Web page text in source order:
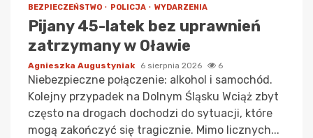
BEZPIECZEŃSTWO POLICJA WYDARZENIA
Pijany 45-latek bez uprawnień
zatrzymany w Oławie
Agnieszka Augustyniak 6 sierpnia 2026 6
Niebezpieczne połączenie: alkohol i samochód.
Kolejny przypadek na Dolnym Śląsku Wciąż zbyt
często na drogach dochodzi do sytuacji, które
mogą zakończyć się tragicznie. Mimo licznych...